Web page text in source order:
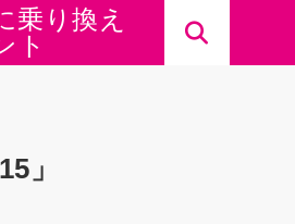
乗り換え
ト
」